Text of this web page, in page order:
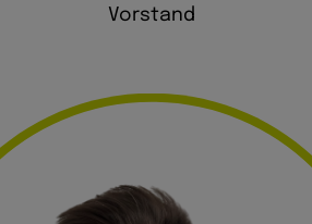
Vorstand